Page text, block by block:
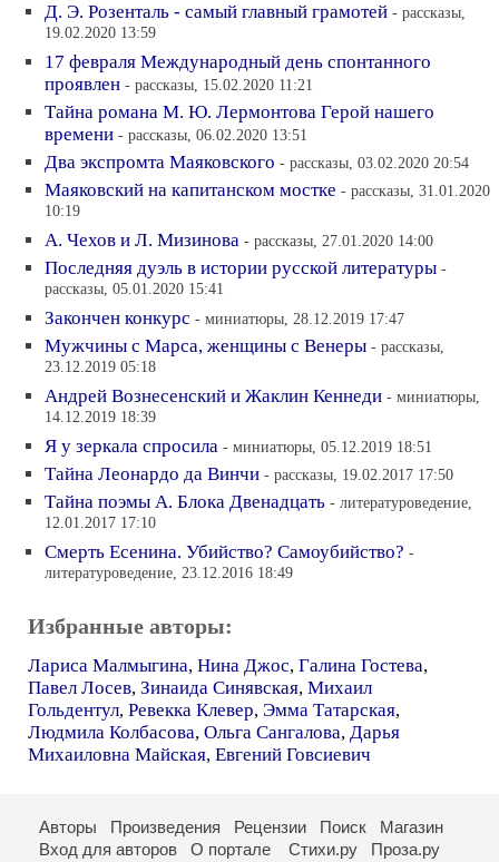
Д. Э. Розенталь - самый главный грамотей - рассказы,
19.02.2020 13:59
17 февраля Международный день спонтанного
проявлен - рассказы, 15.02.2020 11:21
Тайна романа М. Ю. Лермонтова Герой нашего
времени - рассказы, 06.02.2020 13:51
Два экспромта Маяковского - рассказы, 03.02.2020 20:54
Маяковский на капитанском мостке - рассказы, 31.01.2020
10:19
А. Чехов и Л. Мизинова - рассказы, 27.01.2020 14:00
Последняя дуэль в истории русской литературы -
рассказы, 05.01.2020 15:41
Закончен конкурс - миниатюры, 28.12.2019 17:47
Мужчины с Марса, женщины с Венеры - рассказы,
23.12.2019 05:18
Андрей Вознесенский и Жаклин Кеннеди - миниатюры,
14.12.2019 18:39
Я у зеркала спросила - миниатюры, 05.12.2019 18:51
Тайна Леонардо да Винчи - рассказы, 19.02.2017 17:50
Тайна поэмы А. Блока Двенадцать - литературоведение,
12.01.2017 17:10
Смерть Есенина. Убийство? Самоубийство? -
литературоведение, 23.12.2016 18:49
Избранные авторы:
Лариса Малмыгина, Нина Джос, Галина Гостева,
Павел Лосев, Зинаида Синявская, Михаил
Гольдентул, Ревекка Клевер, Эмма Татарская,
Людмила Колбасова, Ольга Сангалова, Дарья
Михаиловна Майская, Евгений Говсиевич
Авторы Произведения Рецензии Поиск
Магазин
Вход для авторов
О портале Стихи.ру Проза.ру